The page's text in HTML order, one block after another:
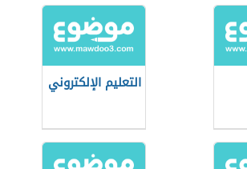
التعليم الإلكتروني